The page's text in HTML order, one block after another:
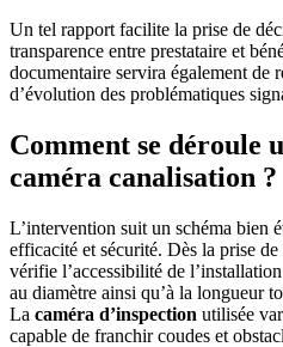
Un tel rapport facilite la prise de
transparence entre prestataire et
documentaire servira également de
d’évolution des problématiques
Comment se déroule
caméra canalisation ?
L’intervention suit un schéma bien
efficacité et sécurité. Dès la prise
vérifie l’accessibilité de
au diamètre ainsi qu’à la longueur
La caméra d’inspection utilisée
capable de franchir coudes et